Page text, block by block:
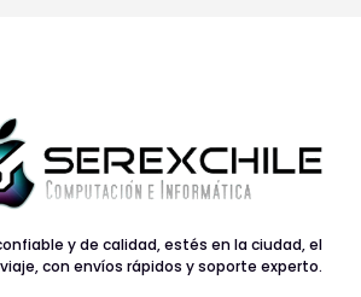
y de calidad, estés en la ciudad, el
con envíos rápidos y soporte experto.